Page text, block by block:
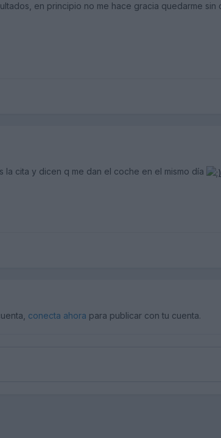
en principio no me hace gracia quedarme
la cita y dicen q me dan el coche en el mismo día
conecta ahora para publicar con tu cuenta.